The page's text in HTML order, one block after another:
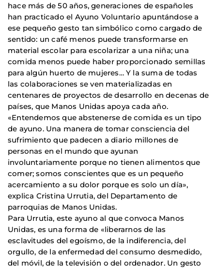
hace más de 50 años, generaciones de españoles
han practicado el Ayuno Voluntario apuntándose a
ese pequeño gesto tan simbólico como cargado de
sentido: un café menos puede transformarse en
material escolar para escolarizar a una niña; una
comida menos puede haber proporcionado semillas
para algún huerto de mujeres… Y la suma de todas
las colaboraciones se ven materializadas en
centenares de proyectos de desarrollo en decenas de
países, que Manos Unidas apoya cada año.
«Entendemos que abstenerse de comida es un tipo
de ayuno. Una manera de tomar consciencia del
sufrimiento que padecen a diario millones de
personas en el mundo que ayunan
involuntariamente porque no tienen alimentos que
comer; somos conscientes que es un pequeño
acercamiento a su dolor porque es solo un día»,
explica Cristina Urrutia, del Departamento de
parroquias de Manos Unidas.
Para Urrutia, este ayuno al que convoca Manos
Unidas, es una forma de «liberarnos de las
esclavitudes del egoísmo, de la indiferencia, del
orgullo, de la enfermedad del consumo desmedido,
del móvil, de la televisión o del ordenador. Un gesto